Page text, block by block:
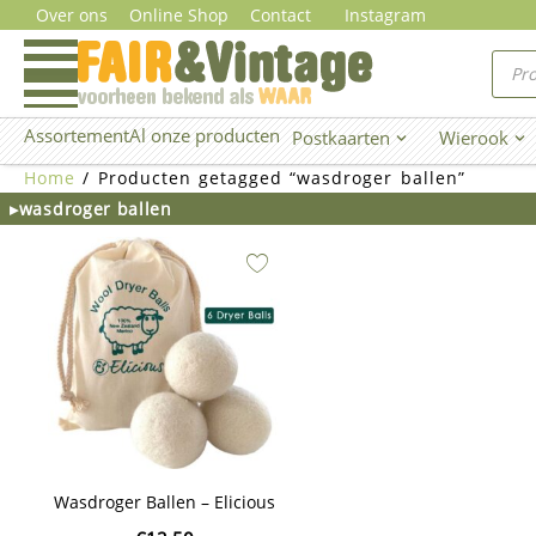
naar
inhoud
Over ons Online Shop Contact Instagram
AssortementAl onze producten Postkaarten Open Postkaarten
Wierook
Home / Producten getagged “wasdroger ballen”
▸wasdroger ballen
Wasdroger Ballen – Elicious